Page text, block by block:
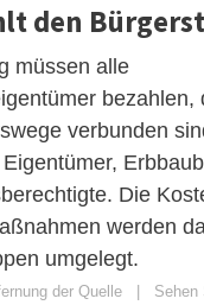
den
müssen alle
bezahlen,
verbunden
Die
werden
umgelegt.
der Quelle | Sehen